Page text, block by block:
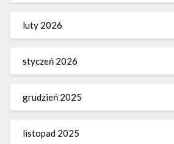
luty 2026
styczeń 2026
grudzień 2025
listopad 2025